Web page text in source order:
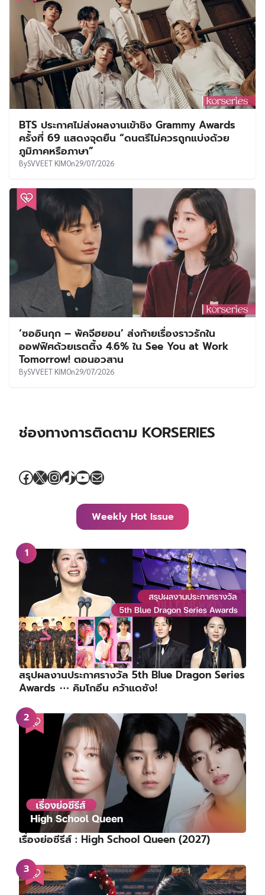
BTS ประกาศไม่ส่งผลงานเข้าชิง Grammy Awards
ครั้งที่ 69 แสดงจุดยืน “ดนตรีไม่ควรถูกแบ่งด้วย
ภูมิภาคหรือภาษา”
BySVVEET KIMOn29/07/2026
‘ซออินกุก – พัคจีฮยอน’ ส่งท้ายเรื่องราวรักใน
ออฟฟิศด้วยเรตติ้ง 4.6% ใน See You at Work
Tomorrow! ตอนอวสาน
BySVVEET KIMOn29/07/2026
ช่องทางการติดตาม KORSERIES
Facebook
X Instagram
TikTok
YouTube
Mail
Weekly Hot Issue
สรุปผลงานประกาศรางวัล 5th Blue Dragon Series
Awards ⋯ คิมโกอึน คว้าแดซัง!
เรื่องย่อซีรีส์ : High School Queen (2027)